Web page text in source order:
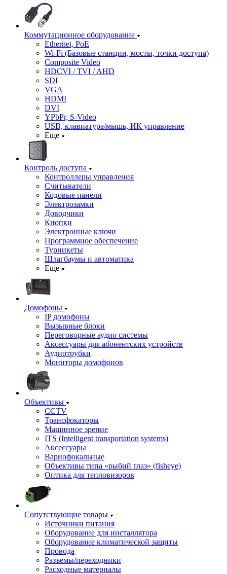
Коммутационное оборудование
Ethernet, PoE
Wi-Fi (Базовые станции, мосты, точки доступа)
Composite Video
HDCVI / TVI / AHD
SDI
VGA
HDMI
DVI
YPbPr, S-Video
USB, клавиатура/мышь, ИК управление
Еще
Контроль доступа
Контроллеры управления
Считыватели
Кодовые панели
Электрозамки
Доводчики
Кнопки
Электронные ключи
Программное обеспечение
Турникеты
Шлагбаумы и автоматика
Еще
Домофоны
IP домофоны
Вызывные блоки
Переговорные аудио системы
Аксессуары для абонентских устройств
Аудиотрубки
Мониторы домофонов
Объективы
CCTV
Трансфокаторы
Машинное зрение
ITS (Intelligent transportation systems)
Аксессуары
Вариофокальные
Объективы типа «рыбий глаз» (fisheye)
Оптика для тепловизоров
Сопутствующие товары
Источники питания
Оборудование для инсталлятора
Оборудование климатической защиты
Провода
Разъемы/переходники
Расходные материалы